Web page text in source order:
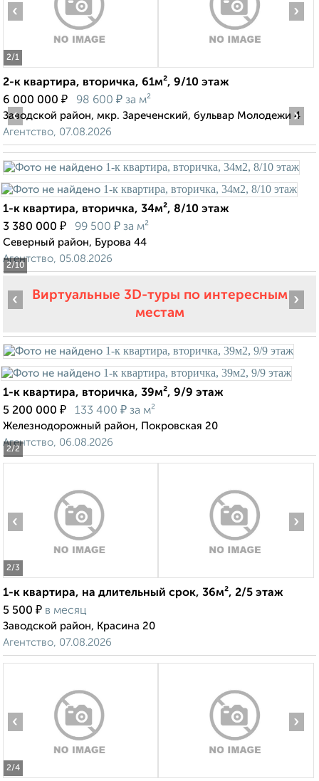
2/1
‹ ›
2-к квартира, вторичка, 61м², 9/10 этаж
6 000 000 ₽ 98 600 ₽ за м²
Заводской район, мкр. Зареченский, бульвар Молодежи 4
Агентство, 07.08.2026
2/10
‹ ›
1-к квартира, вторичка, 34м², 8/10 этаж
3 380 000 ₽ 99 500 ₽ за м²
Северный район, Бурова 44
Агентство, 05.08.2026
Виртуальные 3D-туры по интересным
местам
2/2
‹ ›
1-к квартира, вторичка, 39м², 9/9 этаж
5 200 000 ₽ 133 400 ₽ за м²
Железнодорожный район, Покровская 20
Агентство, 06.08.2026
2/3
‹ ›
1-к квартира, на длительный срок, 36м², 2/5 этаж
5 500 ₽ в месяц
Заводской район, Красина 20
Агентство, 07.08.2026
2/4
‹ ›